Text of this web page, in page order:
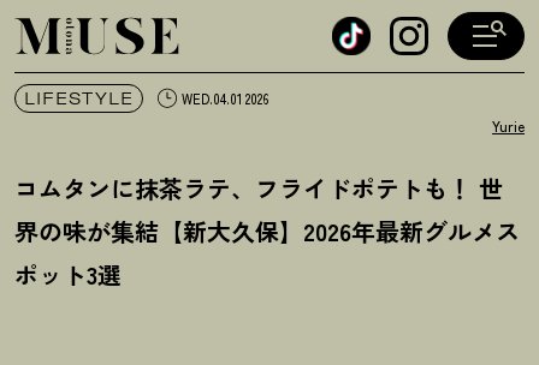
オトナミューズ ウェブ
LIFESTYLE WED.04.01 2026
Yurie
コムタンに抹茶ラテ、フライドポテトも ！ 世
界の味が集結【新大久保】2026年最新グルメス
ポット3選